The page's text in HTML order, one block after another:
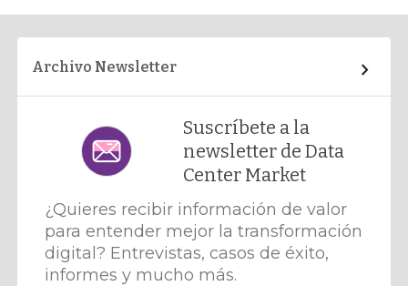
Archivo Newsletter
Suscríbete a la
newsletter de Data
Center Market
¿Quieres recibir información de valor
para entender mejor la transformación
digital? Entrevistas, casos de éxito,
informes y mucho más.